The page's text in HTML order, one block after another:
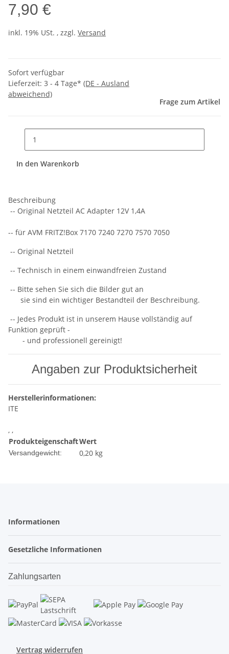
7,90 €
inkl. 19% USt. , zzgl. Versand
Sofort verfügbar
Lieferzeit: 3 - 4 Tage* (DE - Ausland
abweichend)
Frage zum Artikel
In den Warenkorb
Beschreibung
-- Original Netzteil AC Adapter 12V 1,4A
-- für AVM FRITZ!Box 7170 7240 7270 7570 7050
-- Original Netzteil
-- Technisch in einem einwandfreien Zustand
-- Bitte sehen Sie sich die Bilder gut an
sie sind ein wichtiger Bestandteil der Beschreibung.
-- Jedes Produkt ist in unserem Hause vollständig auf
Funktion geprüft -
- und professionell gereinigt!
Angaben zur Produktsicherheit
Herstellerinformationen:
ITE
, ,
ProdukteigenschaftWert
Versandgewicht: 0,20 kg
Informationen
Gesetzliche Informationen
Zahlungsarten
Vertrag widerrufen